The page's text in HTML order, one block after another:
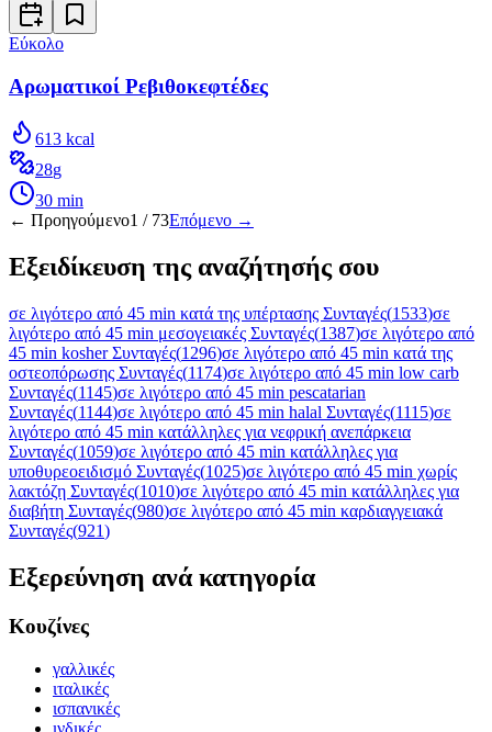
Εύκολο
Αρωματικοί Ρεβιθοκεφτέδες
613 kcal
28g
30 min
← Προηγούμενο1 / 73Επόμενο →
Εξειδίκευση της αναζήτησής σου
σε λιγότερο από 45 min κατά της υπέρτασης Συνταγές(1533)σε
λιγότερο από 45 min μεσογειακές Συνταγές(1387)σε λιγότερο από
45 min kosher Συνταγές(1296)σε λιγότερο από 45 min κατά της
οστεοπόρωσης Συνταγές(1174)σε λιγότερο από 45 min low carb
Συνταγές(1145)σε λιγότερο από 45 min pescatarian
Συνταγές(1144)σε λιγότερο από 45 min halal Συνταγές(1115)σε
λιγότερο από 45 min κατάλληλες για νεφρική ανεπάρκεια
Συνταγές(1059)σε λιγότερο από 45 min κατάλληλες για
υποθυρεοειδισμό Συνταγές(1025)σε λιγότερο από 45 min χωρίς
λακτόζη Συνταγές(1010)σε λιγότερο από 45 min κατάλληλες για
διαβήτη Συνταγές(980)σε λιγότερο από 45 min καρδιαγγειακά
Συνταγές(921)
Εξερεύνηση ανά κατηγορία
Κουζίνες
γαλλικές
ιταλικές
ισπανικές
ινδικές